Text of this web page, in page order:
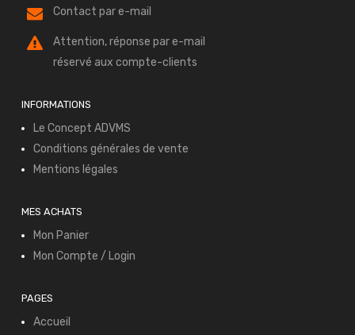
Contact par e-mail
Attention, réponse par e-mail
réservé aux compte-clients
INFORMATIONS
Le Concept ADVMS
Conditions générales de vente
Mentions légales
MES ACHATS
Mon Panier
Mon Compte / Login
PAGES
Accueil